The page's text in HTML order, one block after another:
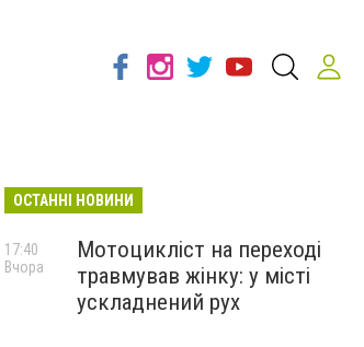
ОСТАННІ НОВИНИ
Мотоцикліст на переході
травмував жінку: у місті
ускладнений рух
17:40
Вчора